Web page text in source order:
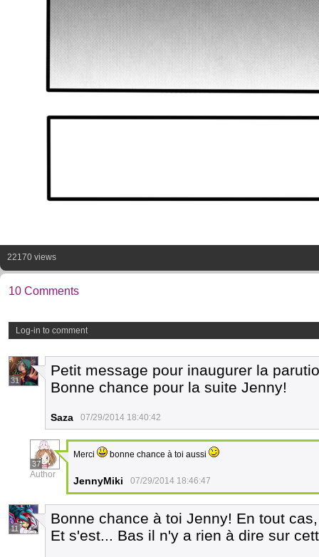
22170 views
10 Comments
Log-in to comment
31
Petit message pour inaugurer la
Bonne chance pour la suite Jenny!
Saza 07/29/2014 18:40:42
37
Author
Merci bonne chance à toi aussi
JennyMiki 07/29/2014 18:46:47
11
Bonne chance à toi Jenny! En tout
Et s'est... Bas il n'y a rien à dire sur